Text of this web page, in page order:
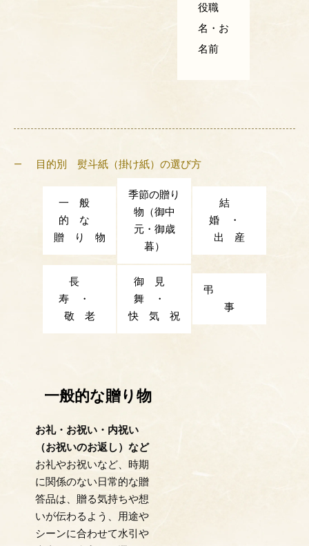
役職
名・お
名前
目的別 熨斗紙（掛け紙）の選び方
一 般
的 な
贈 り 物
季節の贈り
物（御中
元・御歳
暮）
結
婚 ・
出 産
長
寿 ・
敬 老
御 見
舞 ・
快 気 祝
弔
事
一般的な贈り物
お礼・お祝い・内祝い
（お祝いのお返し）など
お礼やお祝いなど、時期
に関係のない日常的な贈
答品は、贈る気持ちや想
いが伝わるよう、用途や
シーンに合わせて水引や